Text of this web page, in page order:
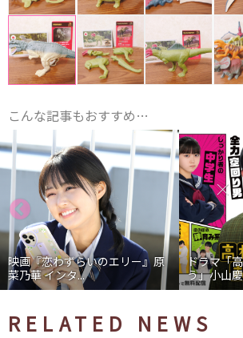
こんな記事もおすすめ…
映画『恋わずらいのエリー』原
菜乃華 インタ...
ドラマ「
う」小山
RELATED NEWS